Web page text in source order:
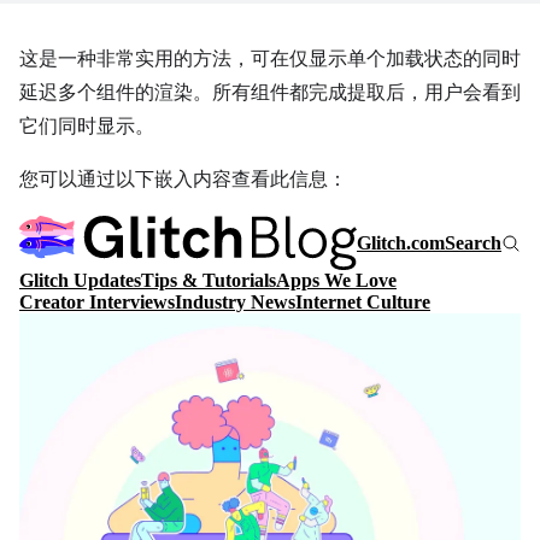
这是一种非常实用的方法，可在仅显示单个加载状态的同时
延迟多个组件的渲染。所有组件都完成提取后，用户会看到
它们同时显示。
您可以通过以下嵌入内容查看此信息：